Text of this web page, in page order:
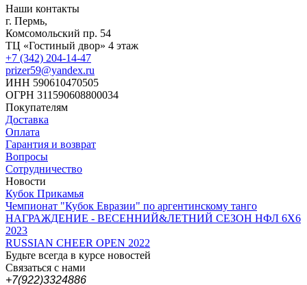
Наши контакты
г. Пермь,
Комсомольский пр. 54
ТЦ «Гостиный двор» 4 этаж
+7 (342) 204-14-47
prizer59@yandex.ru
ИНН 590610470505
ОГРН 311590608800034
Покупателям
Доставка
Оплата
Гарантия и возврат
Вопросы
Сотрудничество
Новости
Кубок Прикамья
Чемпионат "Кубок Евразии" по аргентинскому танго
НАГРАЖДЕНИЕ - ВЕСЕННИЙ&ЛЕТНИЙ СЕЗОН НФЛ 6Х6
2023
RUSSIAN CHEER OPEN 2022
Будьте всегда в курсе новостей
Связаться с нами
+7(922)3324886